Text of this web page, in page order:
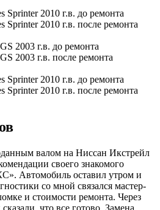
валом на Ниссан Икстрейл
своего знакомого
Автомобиль оставил утром и
со мной связался мастер-
и стоимости ремонта. Через